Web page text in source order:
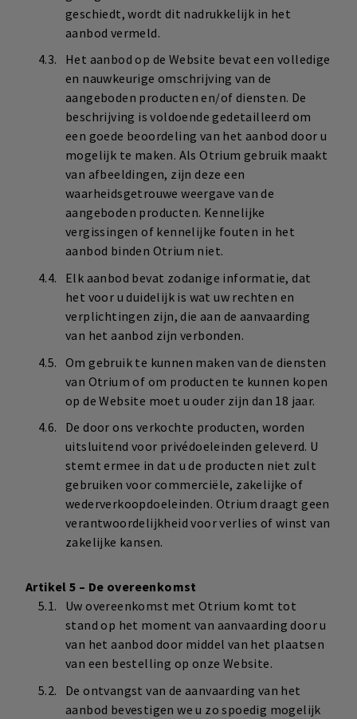
geschiedt, wordt dit nadrukkelijk in het
aanbod vermeld.
Het aanbod op de Website bevat een volledige
en nauwkeurige omschrijving van de
aangeboden producten en/of diensten. De
beschrijving is voldoende gedetailleerd om
een goede beoordeling van het aanbod door u
mogelijk te maken. Als Otrium gebruik maakt
van afbeeldingen, zijn deze een
waarheidsgetrouwe weergave van de
aangeboden producten. Kennelijke
vergissingen of kennelijke fouten in het
aanbod binden Otrium niet.
Elk aanbod bevat zodanige informatie, dat
het voor u duidelijk is wat uw rechten en
verplichtingen zijn, die aan de aanvaarding
van het aanbod zijn verbonden.
Om gebruik te kunnen maken van de diensten
van Otrium of om producten te kunnen kopen
op de Website moet u ouder zijn dan 18 jaar.
De door ons verkochte producten, worden
uitsluitend voor privédoeleinden geleverd. U
stemt ermee in dat u de producten niet zult
gebruiken voor commerciële, zakelijke of
wederverkoopdoeleinden. Otrium draagt geen
verantwoordelijkheid voor verlies of winst van
zakelijke kansen.
Artikel 5 – De overeenkomst
Uw overeenkomst met Otrium komt tot
stand op het moment van aanvaarding door u
van het aanbod door middel van het plaatsen
van een bestelling op onze Website.
De ontvangst van de aanvaarding van het
aanbod bevestigen we u zo spoedig mogelijk